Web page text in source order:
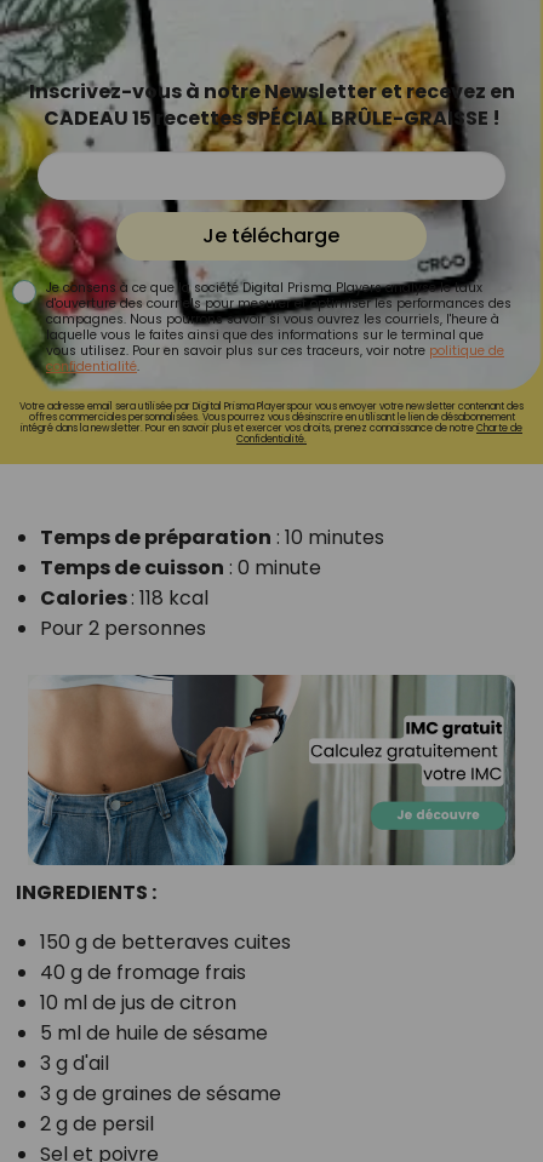
Inscrivez-vous à notre Newsletter et recevez en
CADEAU 15 recettes SPÉCIAL BRÛLE-GRAISSE !
Je télécharge
Je consens à ce que la société Digital Prisma Players analyse le taux
d'ouverture des courriels pour mesurer et optimiser les performances des
campagnes. Nous pourrons savoir si vous ouvrez les courriels, l'heure à
laquelle vous le faites ainsi que des informations sur le terminal que
vous utilisez. Pour en savoir plus sur ces traceurs, voir notre politique de
confidentialité.
Votre adresse email sera utilisée par Digital Prisma Playerspour vous envoyer votre newsletter contenant des
offres commerciales personnalisées. Vous pourrez vous désinscrire en utilisant le lien de désabonnement
intégré dans la newsletter. Pour en savoir plus et exercer vos droits, prenez connaissance de notreCharte de
Confidentialité.
Temps de préparation : 10 minutes
Temps de cuisson : 0 minute
Calories: 118 kcal
Pour 2 personnes
INGREDIENTS :
150 g de betteraves cuites
40 g de fromage frais
10 ml de jus de citron
5 ml de huile de sésame
3 g d'ail
3 g de graines de sésame
2 g de persil
Sel et poivre